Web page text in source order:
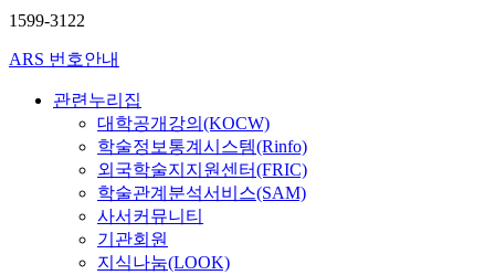
1599-3122
ARS 번호안내
관련누리집
대학공개강의(KOCW)
학술정보통계시스템(Rinfo)
외국학술지지원센터(FRIC)
학술관계분석서비스(SAM)
사서커뮤니티
기관회원
지식나눔(LOOK)